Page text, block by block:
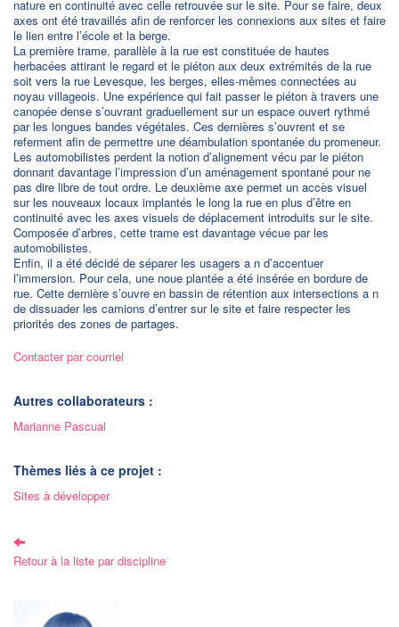
nature en continuité avec celle retrouvée sur le site. Pour se faire, deux
axes ont été travaillés afin de renforcer les connexions aux sites et faire
le lien entre l’école et la berge.
La première trame, parallèle à la rue est constituée de hautes
herbacées attirant le regard et le piéton aux deux extrémités de la rue
soit vers la rue Levesque, les berges, elles-mêmes connectées au
noyau villageois. Une expérience qui fait passer le piéton à travers une
canopée dense s’ouvrant graduellement sur un espace ouvert rythmé
par les longues bandes végétales. Ces dernières s’ouvrent et se
referment afin de permettre une déambulation spontanée du promeneur.
Les automobilistes perdent la notion d’alignement vécu par le piéton
donnant davantage l’impression d’un aménagement spontané pour ne
pas dire libre de tout ordre. Le deuxième axe permet un accès visuel
sur les nouveaux locaux implantés le long la rue en plus d’être en
continuité avec les axes visuels de déplacement introduits sur le site.
Composée d’arbres, cette trame est davantage vécue par les
automobilistes.
Enfin, il a été décidé de séparer les usagers a n d’accentuer
l’immersion. Pour cela, une noue plantée a été insérée en bordure de
rue. Cette dernière s’ouvre en bassin de rétention aux intersections a n
de dissuader les camions d’entrer sur le site et faire respecter les
priorités des zones de partages.
Contacter par courriel
Autres collaborateurs :
Marianne Pascual
Thèmes liés à ce projet :
Sites à développer
Retour à la liste par discipline